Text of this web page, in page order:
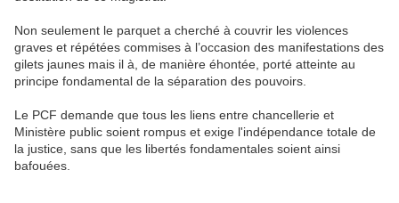
Non seulement le parquet a cherché à couvrir les violences
graves et répétées commises à l’occasion des manifestations des
gilets jaunes mais il à, de manière éhontée, porté atteinte au
principe fondamental de la séparation des pouvoirs.
Le PCF demande que tous les liens entre chancellerie et
Ministère public soient rompus et exige l'indépendance totale de
la justice, sans que les libertés fondamentales soient ainsi
bafouées.